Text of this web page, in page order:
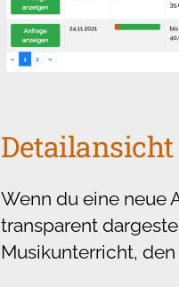
Wenn du eine neue
transparent
Musikunterricht,